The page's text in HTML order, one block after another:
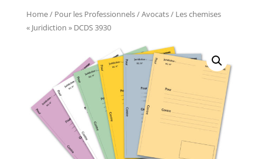
Home/ Pour les Professionnels/Avocats/ Les chemises
« Juridiction » DCDS 3930